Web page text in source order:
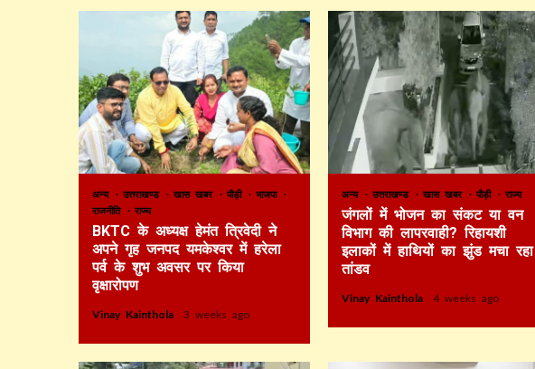
अन्य उत्तराखण्ड खास खबर पौड़ी
भाजपा
राजनीति
राज्य
BKTC के अध्यक्ष हेमंत त्रिवेदी ने
अपने गृह जनपद यमकेश्वर में हरेला
पर्व के शुभ अवसर पर किया
वृक्षारोपण
Vinay Kainthola 3 weeks ago
अन्य उत्तराखण्ड खास खबर पौड़ी राज्य
जंगलों में भोजन का संकट या वन
विभाग की लापरवाही? रिहायशी
इलाकों में हाथियों का झुंड मचा रहा
तांडव
Vinay Kainthola 4 weeks ago